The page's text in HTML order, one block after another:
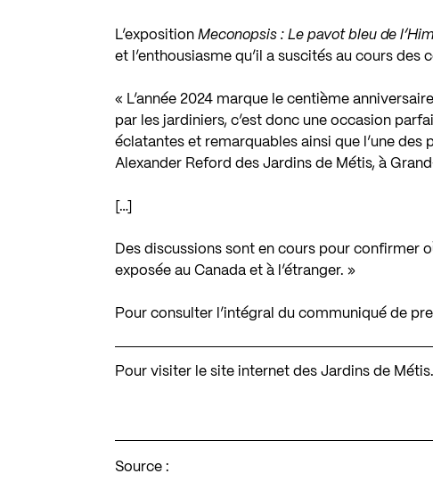
L’expositionMeconopsis : Le pavot bleu de
et l’enthousiasme qu’il a suscités au cours des
« L’année 2024 marque le centième
par les jardiniers, c’est donc une occasion
éclatantes et remarquables ainsi que l’une
Alexander Reford des Jardins de Métis, à
[…]
Des discussions sont en cours pour confirmer
exposée au Canada et à l’étranger. »
Pour consulter l’intégral du communiqué de
Pour visiter le site internet des Jardins de
Source :